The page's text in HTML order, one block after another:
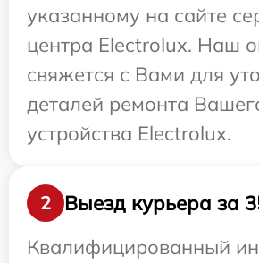
указанному на сайте
центра Electrolux. Наш
свяжется с Вами для
деталей ремонта
устройства Electrolux.
2
Выезд курьера за
Квалифицированный